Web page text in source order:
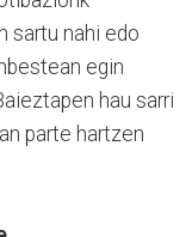
sartu nahi edo
egin
hau sarri
parte hartzen